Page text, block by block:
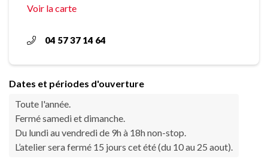
Voir la carte
04 57 37 14 64
Dates et périodes d'ouverture
Toute l'année.
Fermé samedi et dimanche.
Du lundi au vendredi de 9h à 18h non-stop.
L’atelier sera fermé 15 jours cet été (du 10 au 25 aout).